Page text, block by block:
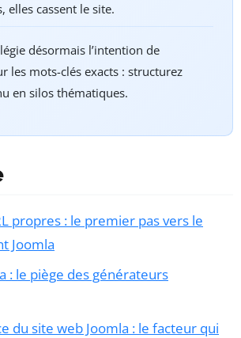
elles cassent le site.
désormais l’intention de
les mots-clés exacts : structurez
en silos thématiques.
propres : le premier pas vers le
Joomla
: le piège des générateurs
du site web Joomla : le facteur qui